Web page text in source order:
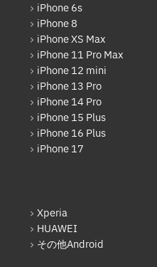
iPhone 6s
iPhone 8
iPhone XS Max
iPhone 11 Pro Max
iPhone 12 mini
iPhone 13 Pro
iPhone 14 Pro
iPhone 15 Plus
iPhone 16 Plus
iPhone 17
Xperia
HUAWEI
その他Android